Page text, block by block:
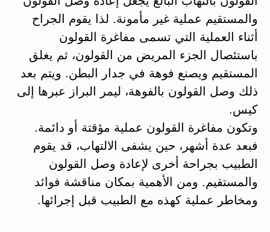
والمستقيم عملية غير مأمونة. لذا يقوم الجراح
أثناء العملية التي تسمى مفاغرة القولون
باستئصال الجزء المريض من القولون، ثم يغلق
المستقيم ويصنع فوهة في جدار البطن. ويتم بعد
ذلك وصل القولون بالفوهة، ليمر البراز عبرها إلى
كيس.
وتكون مفاغرة القولون عملية مؤقتة أو دائمة.
فبعد عدة أشهر، حين يشفى الالتهاب، قد يقوم
الطبيب بجراحة أخرى لإعادة وصل القولون
والمستقيم. ومن الأهمية بمكان مناقشة فوائد
ومخاطر عملية كهذه مع الطبيب قبل إجرائها.